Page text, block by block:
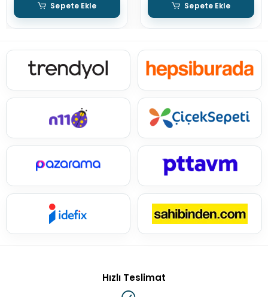
Sepete Ekle Sepete Ekle
Hızlı Teslimat